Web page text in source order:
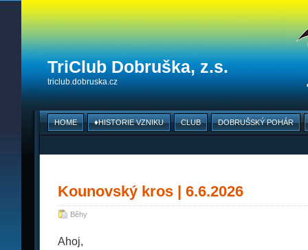
TriClub Dobruška, z.s.
triclub.dobruska.cz
HOME ♦HISTORIE VZNIKU CLUB DOBRUŠSKÝ POHÁR
Kounovský kros | 6.6.2026
Běhy
Ahoj,